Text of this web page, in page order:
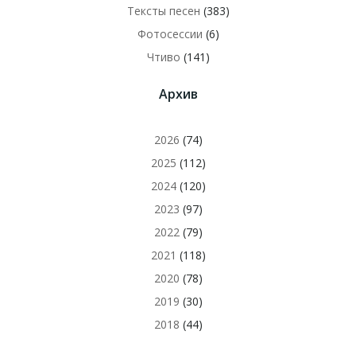
Тексты песен (383)
Фотосессии (6)
Чтиво (141)
Архив
2026 (74)
2025 (112)
2024(120)
2023 (97)
2022(79)
2021 (118)
2020 (78)
2019 (30)
2018 (44)